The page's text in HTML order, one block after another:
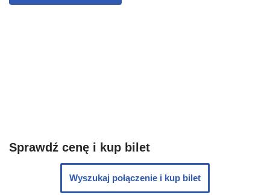
Sprawdź cenę i kup bilet
Wyszukaj połączenie i kup bilet